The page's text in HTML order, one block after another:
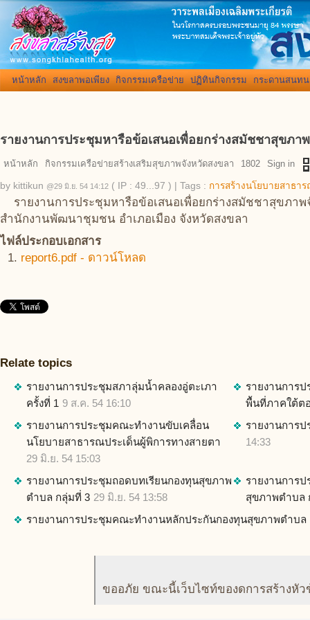
หน้าหลัก สงขลาพอเพียง กิจกรรมเครือข่าย ปฏิทินกิจกรรม กระดานสนท
รายงานการประชุมหารือข้อเสนอเพื่อยกร่างสมัชชาสุขภา
หน้าหลัก กิจกรรมเครือข่ายสร้างเสริมสุขภาพจังหวัดสงขลา 1802 Sign in
by kittikun @29 มิ.ย. 54 14:12 ( IP : 49...97 ) Tags : การสร้างนโยบายสาธา
รายงานการประชุมหารือข้อเสนอเพื่อยกร่างสมัชชาสุขภา
สำนักงานพัฒนาชุมชน อำเภอเมือง จังหวัดสงขลา
ไฟล์ประกอบเอกสาร
report6.pdf - ดาวน์โหลด
Relate topics
รายงานการประชุมสภาลุ่มน้ำคลองอู่ตะเภา
ครั้งที่ 1 9 ส.ค. 54 16:10
รายงานการ
พื้นที่ภาคใต้ต
รายงานการประชุมคณะทำงานขับเคลื่อน
นโยบายสาธารณประเด็นผู้พิการทางสายตา
29 มิ.ย. 54 15:03
รายงานการป
14:33
รายงานการประชุมถอดบทเรียนกองทุนสุขภาพ
ตำบล กลุ่มที่ 3 29 มิ.ย. 54 13:58
รายงานการ
สุขภาพตำบล
รายงานการประชุมคณะทำงานหลักประกันกองทุนสุขภาพตำบล
ขออภัย ขณะนี้เว็บไซท์ของดการสร้างหั